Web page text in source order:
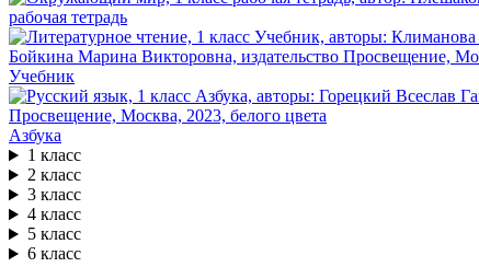
рабочая тетрадь
Учебник
Азбука
1 класс
2 класс
3 класс
4 класс
5 класс
6 класс